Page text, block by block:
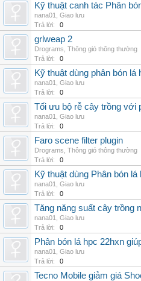
Kỹ thuật canh tác Phân
nana01
Giao lưu
Trả lời:
0
grlweap 2
Drograms Thông gió thông thường
Trả lời:
0
Kỹ thuật dùng phân bón
nana01
Giao lưu
Trả lời:
0
Tối ưu bộ rễ cây trồng với
nana01
Giao lưu
Trả lời:
0
Faro scene filter plugin
Drograms Thông gió thông thường
Trả lời:
0
Kỹ thuật dùng Phân bón
nana01
Giao lưu
Trả lời:
0
Tăng năng suất cây trồng
nana01
Giao lưu
Trả lời:
0
Phân bón lá hpc 22hxn
nana01
Giao lưu
Trả lời:
0
Tecno Mobile giảm giá